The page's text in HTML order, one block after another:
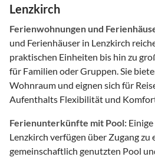
Lenzkirch
Ferienwohnungen und
und Ferienhäuser in Lenzkirch
praktischen Einheiten bis hin zu
für Familien oder Gruppen. Sie
Wohnraum und eignen sich für
Aufenthalts Flexibilität und
Ferienunterkünfte mit Pool:
Lenzkirch verfügen über Zugang
gemeinschaftlich genutzten Pool